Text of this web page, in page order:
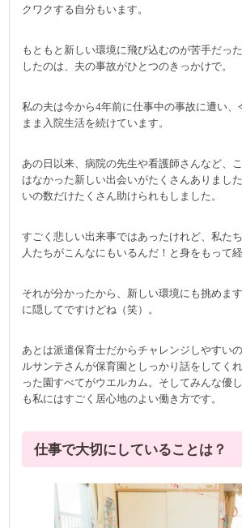
クワクする自分もいます。
もともと新しい環境に飛び込むのが苦手だっ
したのは、夫の事故がひとつのきっかけで。
私の夫は今から4年前に仕事中の事故に遭い
まま入院生活を続けています。
あの日以来、病院の先生や看護師さんなど、
はなかった新しい出会いがたくさんありまし
いの数だけたくさん助けられもしました。
すごく悲しい出来事ではあったけれど、私た
人たちがこんなにもいるんだ！と身をもって経
それが分かったから、新しい環境にも挑めま
に隠してですけどね（笑）。
あとは派遣保育士だからチャレンジしやすい
ルサンテさんが保育園としっかり話をしてく
った園すべてがウエルカム。そしてみんな優
も私にはすごく居心地のよい働き方です。
仕事で大切にしていることは？